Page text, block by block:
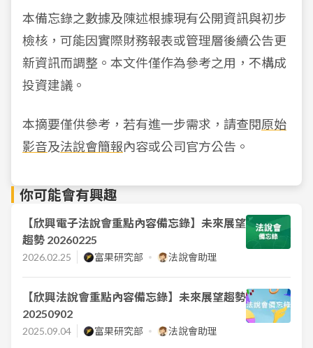
本備忘錄之數據及陳述根據現有公開資訊與初步
檢核，可能因實際財務報表或管理層後續公告更
新資訊而調整。本文件僅作為參考之用，不構成
投資建議。
本摘要僅供參考，若有進一步需求，請查閱原始
影音及法說會簡報內容或公司官方公告。
你可能會有興趣
【欣興電子法說會重點內容備忘錄】未來展望
趨勢 20260225
2026.02.25 富果研究部 法說會助理
【欣興法說會重點內容備忘錄】未來展望趨勢
20250902
2025.09.04 富果研究部 法說會助理